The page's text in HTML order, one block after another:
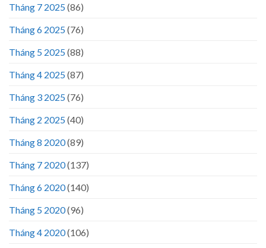
Tháng 7 2025(86)
Tháng 6 2025(76)
Tháng 5 2025(88)
Tháng 4 2025(87)
Tháng 3 2025(76)
Tháng 2 2025(40)
Tháng 8 2020(89)
Tháng 7 2020(137)
Tháng 6 2020(140)
Tháng 5 2020(96)
Tháng 4 2020(106)